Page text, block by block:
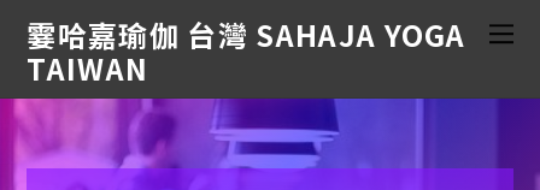
霎哈嘉瑜伽 台灣 SAHAJA YOGA
TAIWAN